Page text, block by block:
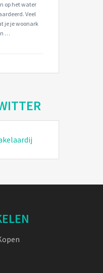
op het water
Veel
je je woonark
…